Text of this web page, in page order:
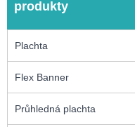
produkty
Plachta
Flex Banner
Průhledná plachta